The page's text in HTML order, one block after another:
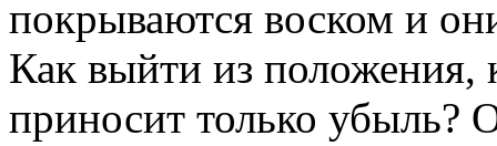
покрываются воском и
Как выйти из положения,
приносит только убыль?